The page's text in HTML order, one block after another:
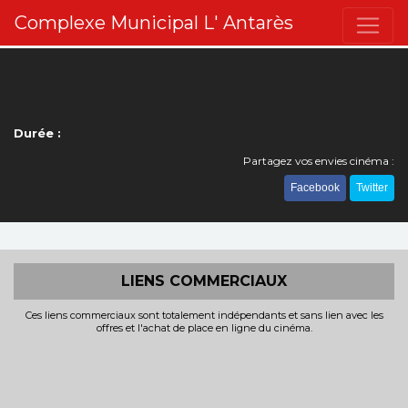
Complexe Municipal L' Antarès
Durée :
Partagez vos envies cinéma :
Facebook Twitter
LIENS COMMERCIAUX
Ces liens commerciaux sont totalement indépendants et sans lien avec les
offres et l'achat de place en ligne du cinéma.